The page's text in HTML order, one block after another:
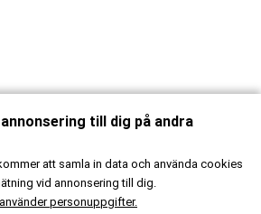
till dig på andra
att samla in data och använda cookies
vid annonsering till dig.
personuppgifter.